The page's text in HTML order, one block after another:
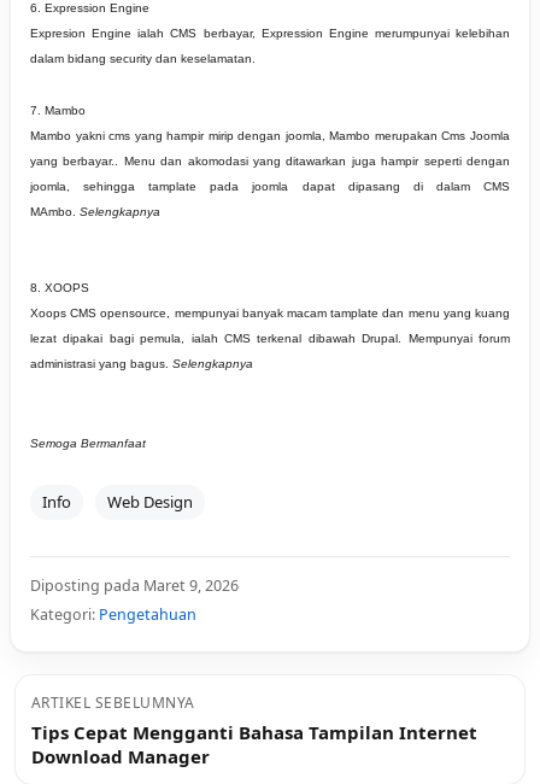
6. Expression Engine
Expresion Engine ialah CMS berbayar, Expression Engine merumpunyai kelebihan
dalam bidang security dan keselamatan.
7. Mambo
Mambo yakni cms yang hampir mirip dengan joomla, Mambo merupakan Cms Joomla
yang berbayar.. Menu dan akomodasi yang ditawarkan juga hampir seperti dengan
joomla, sehingga tamplate pada joomla dapat dipasang di dalam CMS
MAmbo. Selengkapnya
8. XOOPS
Xoops CMS opensource, mempunyai banyak macam tamplate dan menu yang kuang
lezat dipakai bagi pemula, ialah CMS terkenal dibawah Drupal. Mempunyai forum
administrasi yang bagus. Selengkapnya
Semoga Bermanfaat
Info Web Design
Diposting pada Maret 9, 2026
Kategori: Pengetahuan
ARTIKEL SEBELUMNYA
Tips Cepat Mengganti Bahasa Tampilan Internet
Download Manager